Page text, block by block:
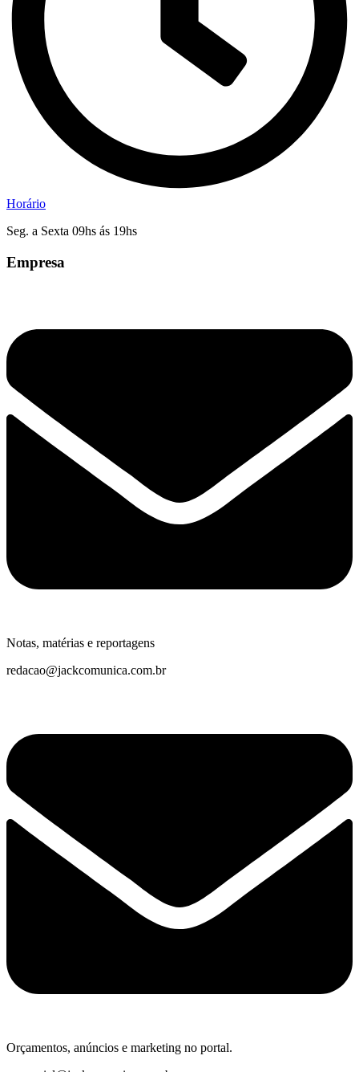
Horário
Seg. a Sexta 09hs ás 19hs
Empresa
Notas, matérias e reportagens
redacao@jackcomunica.com.br
Orçamentos, anúncios e marketing no portal.